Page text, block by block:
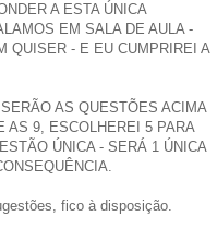
A ESTA ÚNICA
EM SALA DE AULA -
QUISER - E EU CUMPRIREI A
AS QUESTÕES ACIMA
AS 9, ESCOLHEREI 5 PARA
ÚNICA - SERÁ 1 ÚNICA
fico à disposição.